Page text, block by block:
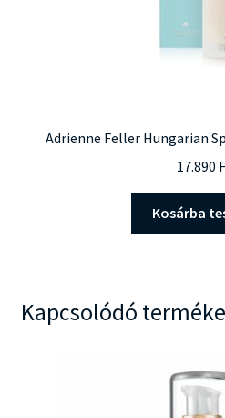
Adrienne Feller Hungarian
17.890
Kosárba
Kapcsolódó